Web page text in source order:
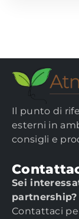
Il punto di
esterni in
consigli e
Sei
partnership?
Contattaci